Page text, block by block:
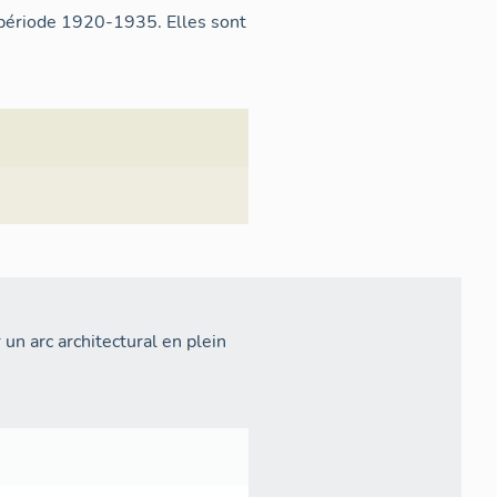
1920-1935. Elles sont
arc architectural en plein